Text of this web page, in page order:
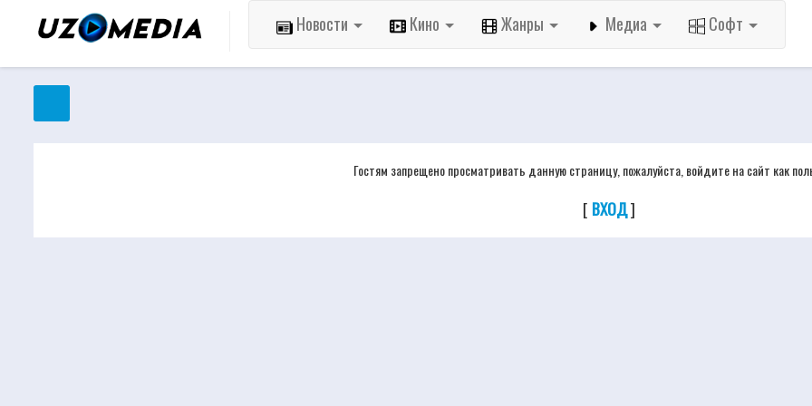
Новости Кино Жанры Медиа Софт
Гостям запрещено просматривать данную страницу, пожалуйста, войдите на сайт как
[ ВХОД]